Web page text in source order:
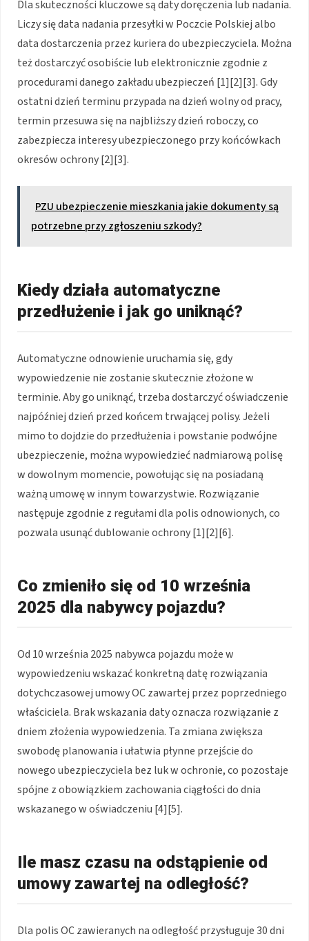
Dla skuteczności kluczowe są daty doręczenia lub nadania.
Liczy się data nadania przesyłki w Poczcie Polskiej albo
data dostarczenia przez kuriera do ubezpieczyciela. Można
też dostarczyć osobiście lub elektronicznie zgodnie z
procedurami danego zakładu ubezpieczeń [1][2][3]. Gdy
ostatni dzień terminu przypada na dzień wolny od pracy,
termin przesuwa się na najbliższy dzień roboczy, co
zabezpiecza interesy ubezpieczonego przy końcówkach
okresów ochrony [2][3].
PZU ubezpieczenie mieszkania jakie dokumenty są
potrzebne przy zgłoszeniu szkody?
Kiedy działa automatyczne
przedłużenie i jak go uniknąć?
Automatyczne odnowienie uruchamia się, gdy
wypowiedzenie nie zostanie skutecznie złożone w
terminie. Aby go uniknąć, trzeba dostarczyć oświadczenie
najpóźniej dzień przed końcem trwającej polisy. Jeżeli
mimo to dojdzie do przedłużenia i powstanie podwójne
ubezpieczenie, można wypowiedzieć nadmiarową polisę
w dowolnym momencie, powołując się na posiadaną
ważną umowę w innym towarzystwie. Rozwiązanie
następuje zgodnie z regułami dla polis odnowionych, co
pozwala usunąć dublowanie ochrony [1][2][6].
Co zmieniło się od 10 września
2025 dla nabywcy pojazdu?
Od 10 września 2025 nabywca pojazdu może w
wypowiedzeniu wskazać konkretną datę rozwiązania
dotychczasowej umowy OC zawartej przez poprzedniego
właściciela. Brak wskazania daty oznacza rozwiązanie z
dniem złożenia wypowiedzenia. Ta zmiana zwiększa
swobodę planowania i ułatwia płynne przejście do
nowego ubezpieczyciela bez luk w ochronie, co pozostaje
spójne z obowiązkiem zachowania ciągłości do dnia
wskazanego w oświadczeniu [4][5].
Ile masz czasu na odstąpienie od
umowy zawartej na odległość?
Dla polis OC zawieranych na odległość przysługuje 30 dni